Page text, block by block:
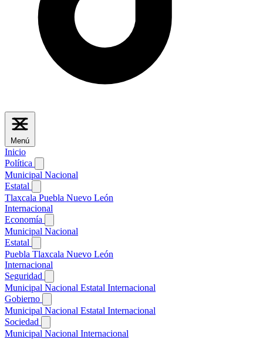
Menú
Inicio
Política
Municipal Nacional
Estatal
Tlaxcala Puebla Nuevo León
Internacional
Economía
Municipal Nacional
Estatal
Puebla Tlaxcala Nuevo León
Internacional
Seguridad
Municipal Nacional Estatal Internacional
Gobierno
Municipal Nacional Estatal Internacional
Sociedad
Municipal Nacional Internacional